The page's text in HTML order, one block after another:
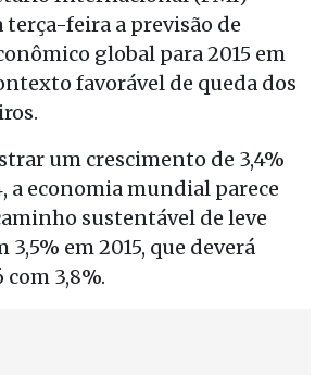
feira a previsão de
global para 2015 em
favorável de queda dos
um crescimento de 3,4%
a economia mundial parece
sustentável de leve
3,5% em 2015, que deverá
com 3,8%.